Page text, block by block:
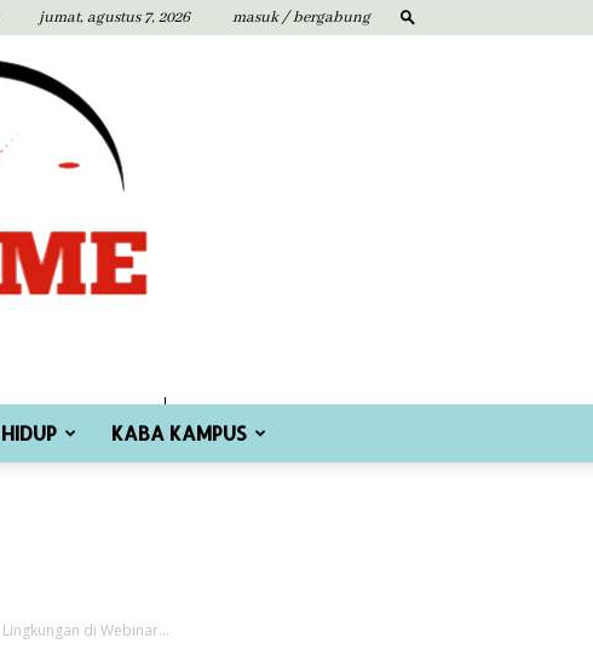
jumat, agustus 7, 2026 masuk / bergabung
KABA KAMPUS
di Webinar...